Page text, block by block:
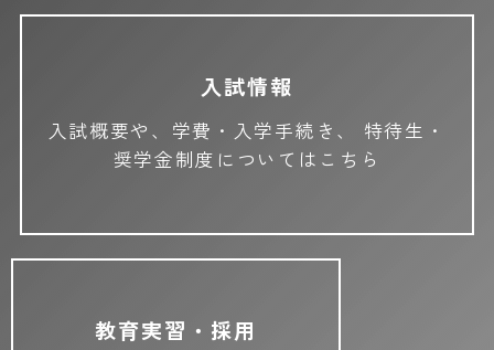
入試情報
入試概要や、学費・入学手続き、
特待生・
奨学金制度についてはこちら
教育実習・採用